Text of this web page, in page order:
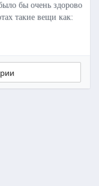
бы очень здорово
такие вещи как: